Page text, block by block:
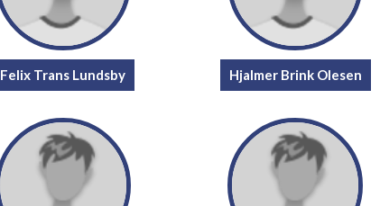
Felix Trans Lundsby Hjalmer Brink Olesen